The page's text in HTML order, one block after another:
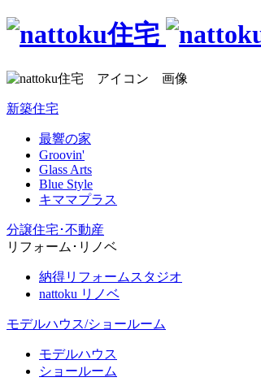
新築住宅
最響の家
Groovin'
Glass Arts
Blue Style
キママプラス
分譲住宅･不動産
リフォーム･リノベ
納得リフォームスタジオ
nattoku リノベ
モデルハウス/ショールーム
モデルハウス
ショールーム